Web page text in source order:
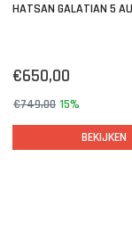
HATSAN GALATIAN 5
€650,00
€749,00 15%
BEKIJKEN